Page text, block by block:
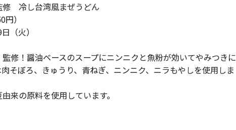
修 冷し台湾風まぜうどん
）
（火）
監修！醤油ベースのスープにニンニクと魚粉が効いてやみつきに
そぼろ、きゅうり、青ねぎ、ニンニク、ニラもやしを使用しま
来の原料を使用しています。